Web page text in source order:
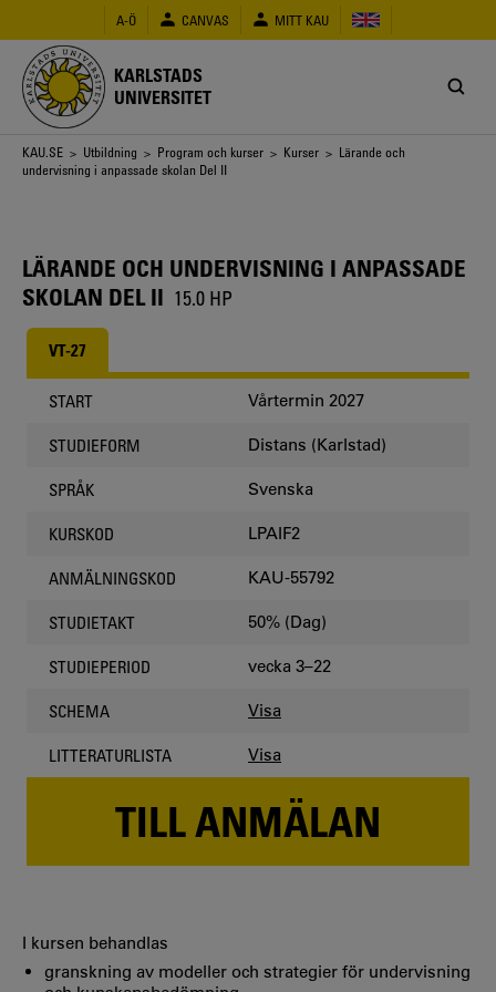
huvudinnehåll
A-Ö CANVAS MITT KAU
KARLSTADS
UNIVERSITET
Länkstig
KAU.SE > Utbildning > Program och kurser > Kurser > Lärande och
undervisning i anpassade skolan Del II
LÄRANDE OCH UNDERVISNING I ANPASSADE
SKOLAN DEL II 15.0 HP
VT-27
START Vårtermin 2027
STUDIEFORM Distans (Karlstad)
SPRÅK Svenska
KURSKOD LPAIF2
ANMÄLNINGSKOD KAU-55792
STUDIETAKT 50% (Dag)
STUDIEPERIOD vecka 3–22
SCHEMA Visa
LITTERATURLISTA Visa
TILL ANMÄLAN
I kursen behandlas
granskning av modeller och strategier för undervisning